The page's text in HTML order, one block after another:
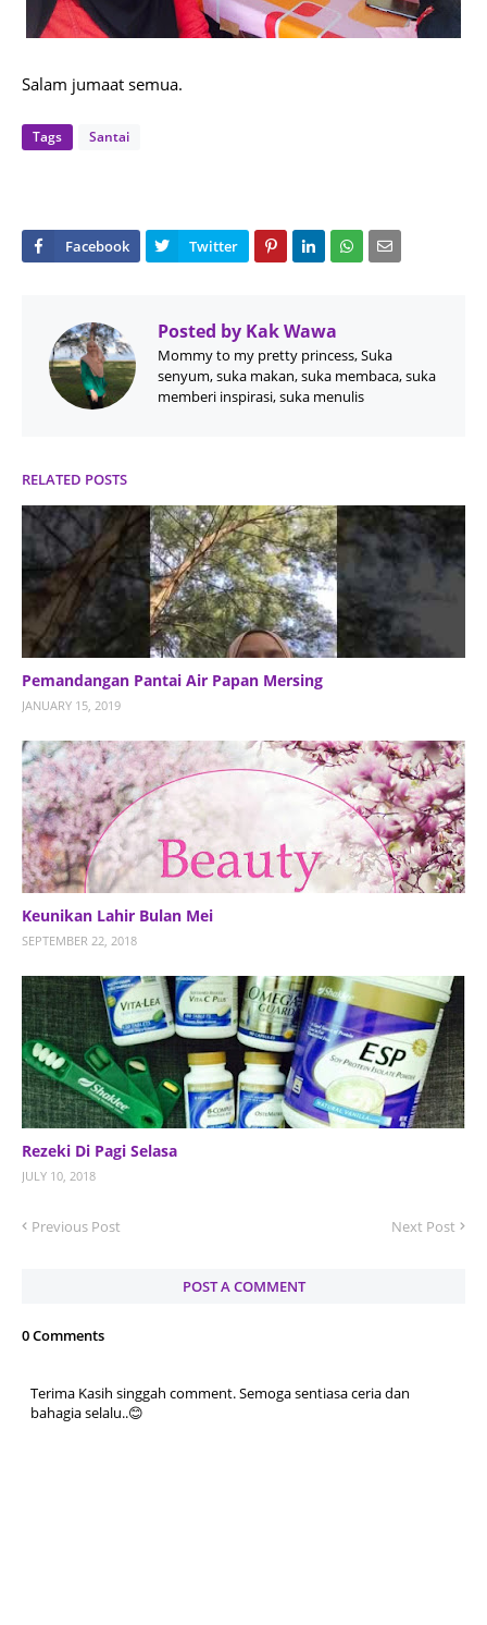
Salam jumaat semua.
Tags Santai
Posted by Kak Wawa
Mommy to my pretty princess, Suka
senyum, suka makan, suka membaca, suka
memberi inspirasi, suka menulis
RELATED POSTS
Pemandangan Pantai Air Papan Mersing
JANUARY 15, 2019
Keunikan Lahir Bulan Mei
SEPTEMBER 22, 2018
Rezeki Di Pagi Selasa
JULY 10, 2018
Previous Post Next Post
POST A COMMENT
0 Comments
Terima Kasih singgah comment. Semoga sentiasa ceria dan
bahagia selalu..😊